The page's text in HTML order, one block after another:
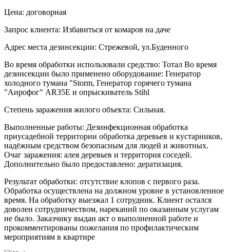
Цена: договорная
Запрос клиента: Избавиться от комаров на даче
Адрес места дезинсекции: Стрежевой, ул.Буденного
Во время обработки использовали средство: Тотал Во время
дезинсекции было применено оборудование: Генератор
холодного тумана "Storm, Генератор горячего тумана
"Аирофог" AR35E и опрыскиватель Stihl
Степень заражения жилого объекта: Сильная.
Выполненные работы: Дезинфекционная обработка
приусадебной территории обработка деревьев и кустарников,
надёжным средством безопасным для людей и животных.
Очаг заражения: алея деревьев и территория соседей.
Дополнительно было предоставлено: дератизация.
Результат обработки: отсутствие клопов с первого раза.
Обработка осуществлена на должном уровне в установленное
время. На обработку выезжал 1 сотрудник. Клиент остался
доволен сотрудничеством, нареканий по оказанным услугам
не было. Заказчику выдан акт о выполненной работе и
прокомментированы пожелания по профилактическим
мероприятиям в квартире